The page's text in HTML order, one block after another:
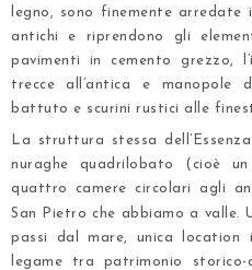
legno, sono finemente arredate
antichi e riprendono gli
pavimenti in cemento grezzo,
trecce all’antica e manopole
battuto e scurini rustici alle
La struttura stessa
nuraghe quadrilobato
(cioè un
quattro camere circolari agli
San Pietro che abbiamo a valle.
passi dal mare, unica
legame tra patrimonio storico-